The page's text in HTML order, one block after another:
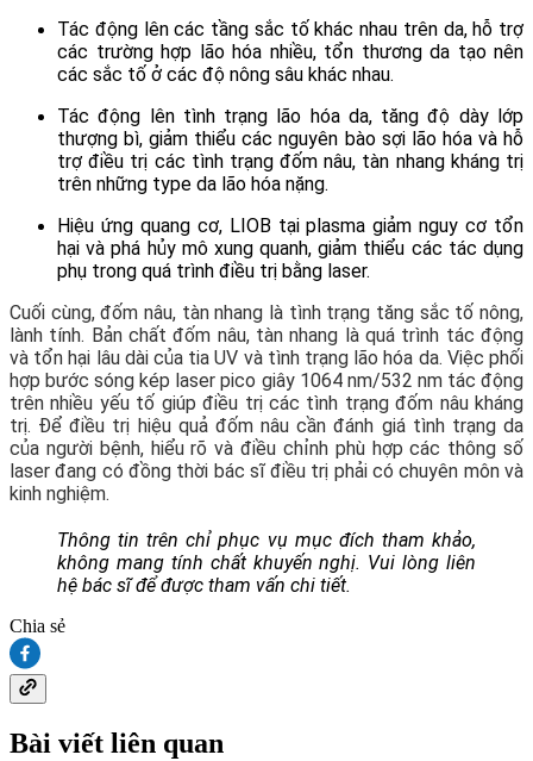
Tác động lên các tầng sắc tố khác nhau trên da, hỗ trợ
các trường hợp lão hóa nhiều, tổn thương da tạo nên
các sắc tố ở các độ nông sâu khác nhau.
Tác động lên tình trạng lão hóa da, tăng độ dày lớp
thượng bì, giảm thiểu các nguyên bào sợi lão hóa và hỗ
trợ điều trị các tình trạng đốm nâu, tàn nhang kháng trị
trên những type da lão hóa nặng.
Hiệu ứng quang cơ, LIOB tại plasma giảm nguy cơ tổn
hại và phá hủy mô xung quanh, giảm thiểu các tác dụng
phụ trong quá trình điều trị bằng laser.
Cuối cùng, đốm nâu, tàn nhang là tình trạng tăng sắc tố nông,
lành tính. Bản chất đốm nâu, tàn nhang là quá trình tác động
và tổn hại lâu dài của tia UV và tình trạng lão hóa da. Việc phối
hợp bước sóng kép laser pico giây 1064 nm/532 nm tác động
trên nhiều yếu tố giúp điều trị các tình trạng đốm nâu kháng
trị. Để điều trị hiệu quả đốm nâu cần đánh giá tình trạng da
của người bệnh, hiểu rõ và điều chỉnh phù hợp các thông số
laser đang có đồng thời bác sĩ điều trị phải có chuyên môn và
kinh nghiệm.
Thông tin trên chỉ phục vụ mục đích tham khảo,
không mang tính chất khuyến nghị. Vui lòng liên
hệ bác sĩ để được tham vấn chi tiết.
Chia sẻ
Bài viết liên quan